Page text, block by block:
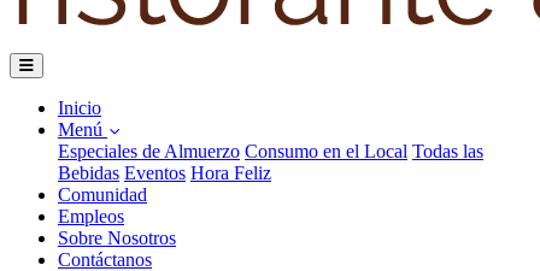
Inicio
Menú
Especiales de Almuerzo Consumo en el Local Todas las
Bebidas Eventos Hora Feliz
Comunidad
Empleos
Sobre Nosotros
Contáctanos